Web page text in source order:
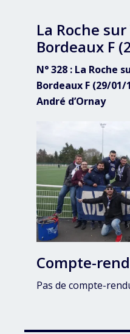
La Roche sur
Bordeaux F
N° 328 : La Roche
Bordeaux F (29/
André d’Ornay
Compte-
Pas de compte-